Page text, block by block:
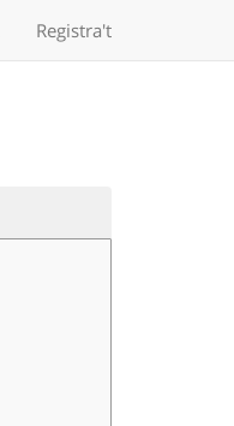
Registra't